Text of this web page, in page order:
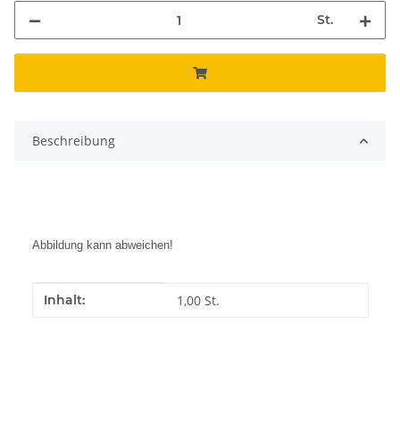
St.
Beschreibung
Abbildung kann abweichen!
Produkteigenschaft
Wert
Inhalt: 1,00 St.